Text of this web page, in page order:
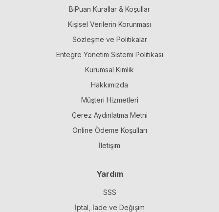
BiPuan Kurallar & Koşullar
Kişisel Verilerin Korunması
Sözleşme ve Politikalar
Entegre Yönetim Sistemi Politikası
Kurumsal Kimlik
Hakkımızda
Müşteri Hizmetleri
Çerez Aydınlatma Metni
Online Ödeme Koşulları
İletişim
Yardım
SSS
İptal, İade ve Değişim